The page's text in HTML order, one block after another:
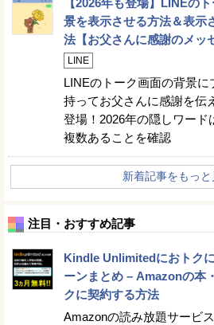
【2026年も登場】LINEの
景を表示させる方法＆表示
法【お父さんに感謝のメッ
LINE
LINEのトーク画面の背景
持ってお父さんに感謝を伝
登場！2026年の隠しワード
複数あることを確認
新着記事をもっと
注目・おすすめ記事
Kindle Unlimitedにおトク
ーンまとめ – Amazonの本
クに契約する方法
Amazonの読み放題サービス